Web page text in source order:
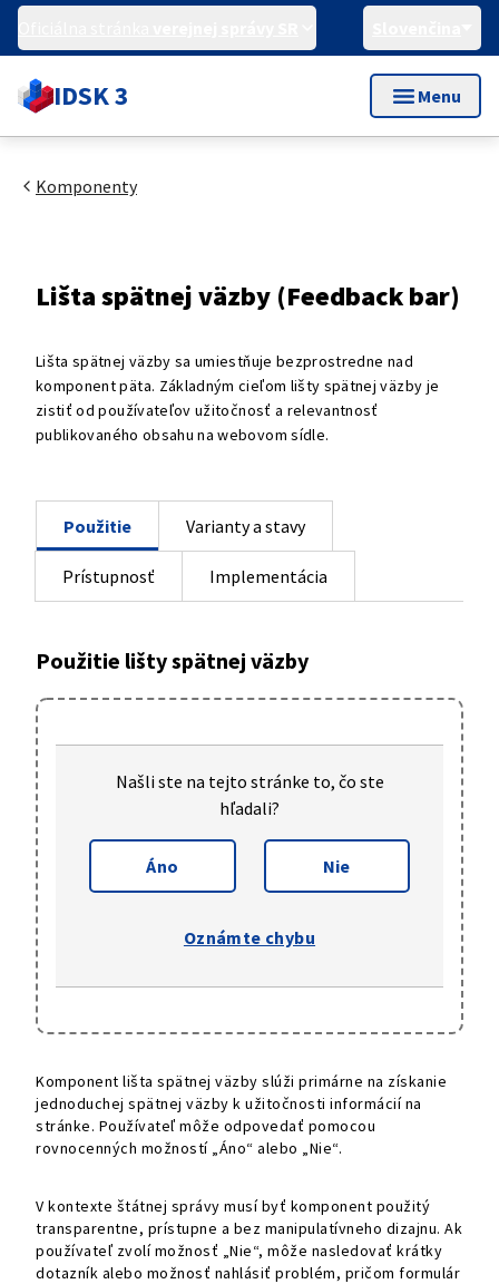
IDSK 3 Menu
Komponenty
Lišta spätnej väzby (Feedback bar)
Lišta spätnej väzby sa umiestňuje bezprostredne nad
komponent päta. Základným cieľom lišty spätnej väzby je
zistiť od používateľov užitočnosť a relevantnosť
publikovaného obsahu na webovom sídle.
Použitie Varianty a stavy
Prístupnosť Implementácia
Použitie lišty spätnej väzby
Našli ste na tejto stránke to, čo ste
hľadali?
Áno tieto informácie boli pre mňa
Nie, tieto
Oznámte chybu
Komponent lišta spätnej väzby slúži primárne na získanie
jednoduchej spätnej väzby k užitočnosti informácií na
stránke. Používateľ môže odpovedať pomocou
rovnocenných možností „Áno“ alebo „Nie“.
V kontexte štátnej správy musí byť komponent použitý
transparentne, prístupne a bez manipulatívneho dizajnu. Ak
používateľ zvolí možnosť „Nie“, môže nasledovať krátky
dotazník alebo možnosť nahlásiť problém, pričom formulár